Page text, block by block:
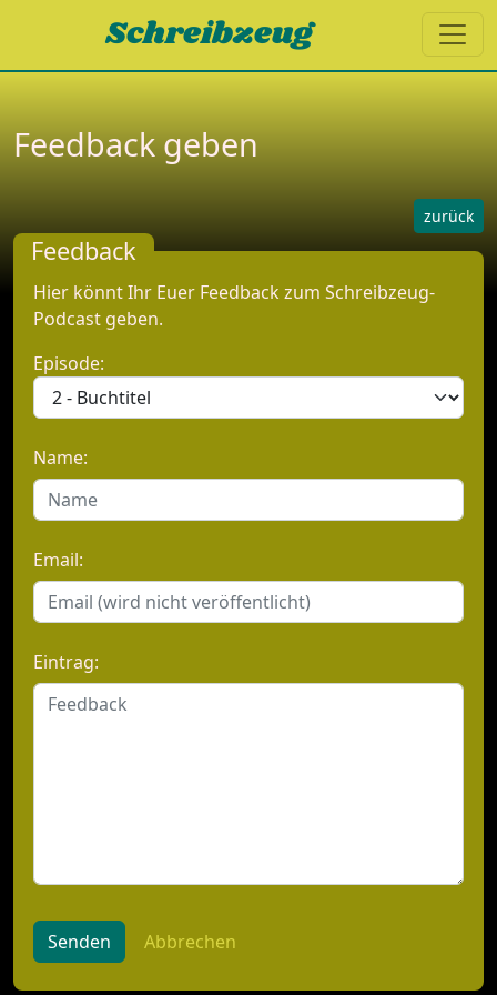
Schreibzeug
Feedback geben
zurück
Feedback
Hier könnt Ihr Euer Feedback zum Schreibzeug-
Podcast geben.
Episode:
Name:
Email:
Eintrag:
Senden Abbrechen